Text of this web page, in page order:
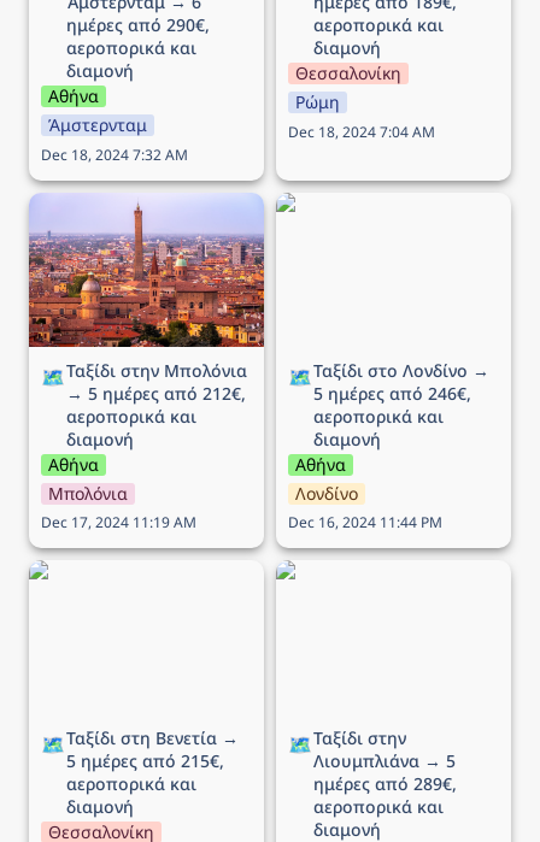
ημέρες από 290€,
αεροπορικά και
διαμονή
Αθήνα
Άμστερνταμ
Dec 18, 2024 7:32 AM
αεροπορικά και
διαμονή
Θεσσαλονίκη
Ρώμη
Dec 18, 2024 7:04 AM
Ταξίδι στην Μπολόνια →
5 ημέρες από 212€,
αεροπορικά και διαμονή
🗺️Ταξίδι στην Μπολόνια
→ 5 ημέρες από 212€,
αεροπορικά και
διαμονή
Αθήνα
Μπολόνια
Dec 17, 2024 11:19 AM
Ταξίδι στο Λονδίνο → 5
🗺️Ταξίδι στο Λονδίνο →
5 ημέρες από 246€,
αεροπορικά και
διαμονή
Αθήνα
Λονδίνο
Dec 16, 2024 11:44 PM
Ταξίδι στη Βενετία → 5
🗺️Ταξίδι στη Βενετία →
5 ημέρες από 215€,
αεροπορικά και
διαμονή
Θεσσαλονίκη
Ταξίδι στην Λιουμπλιάνα
🗺️Ταξίδι στην
Λιουμπλιάνα → 5
ημέρες από 289€,
αεροπορικά και
διαμονή